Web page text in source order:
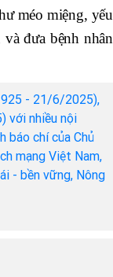
méo miệng, yếu
đưa bệnh nhân
- 21/6/2025),
với nhiều nội
báo chí của Chủ
mạng Việt Nam,
- bền vững, Nông